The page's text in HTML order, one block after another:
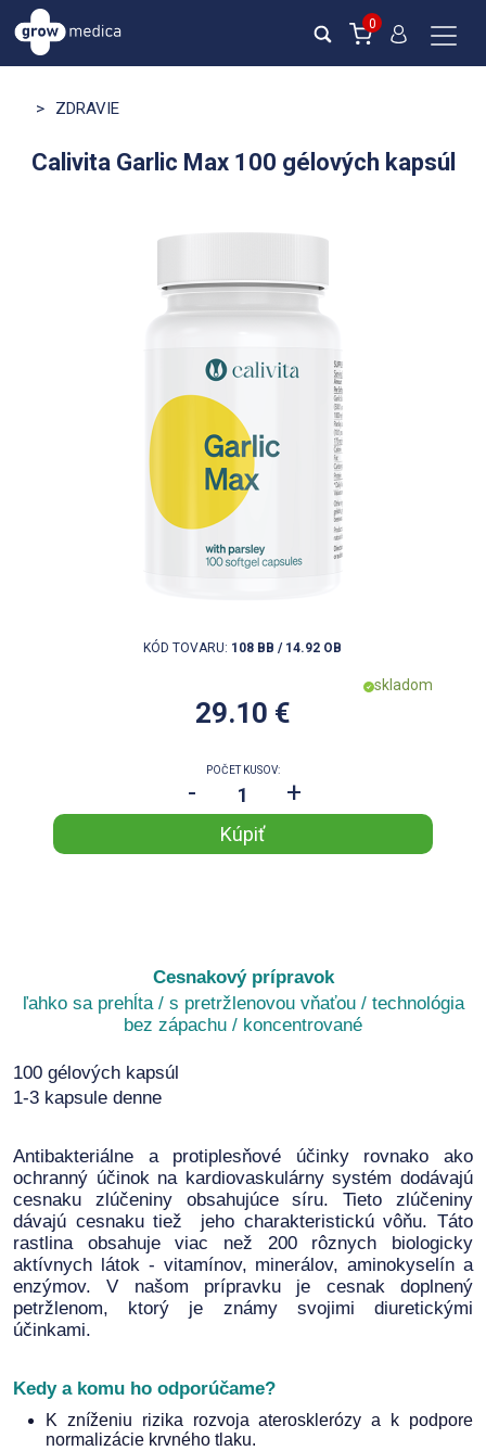
0
> ZDRAVIE
Calivita Garlic Max 100 gélových kapsúl
KÓD TOVARU: 108 BB / 14.92 OB
skladom
29.10 €
POČET KUSOV:
- +
Cesnakový prípravok
ľahko sa prehĺta / s pretržlenovou vňaťou / technológia
bez zápachu / koncentrované
100 gélových kapsúl
1-3 kapsule denne
Antibakteriálne a protiplesňové účinky rovnako ako
ochranný účinok na kardiovaskulárny systém dodávajú
cesnaku zlúčeniny obsahujúce síru. Tieto zlúčeniny
dávajú cesnaku tiež jeho charakteristickú vôňu. Táto
rastlina obsahuje viac než 200 rôznych biologicky
aktívnych látok - vitamínov, minerálov, aminokyselín a
enzýmov. V našom prípravku je cesnak doplnený
petržlenom, ktorý je známy svojimi diuretickými
účinkami.
Kedy a komu ho odporúčame?
K zníženiu rizika rozvoja aterosklerózy a k podpore
normalizácie krvného tlaku.